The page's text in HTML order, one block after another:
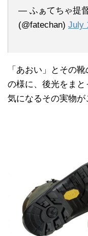
— ふぁてちゃ提
(@fatechan) July
「あおい」とその
の様に、後光をまと
気になるその実物が